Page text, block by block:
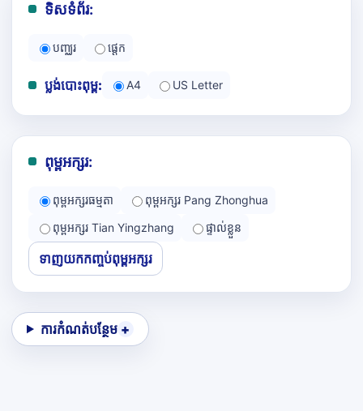
ទិសទំព័រ:
បញ្ឈរ ផ្ដេក
ប្លង់បោះពុម្ព: A4 US Letter
ពុម្ពអក្សរ:
ពុម្ពអក្សរធម្មតា
ពុម្ពអក្សរ Pang Zhonghua
ពុម្ពអក្សរ Tian Yingzhang
ផ្ទាល់ខ្លួន
ទាញយកកញ្ចប់ពុម្ពអក្សរ
ការកំណត់បន្ថែម